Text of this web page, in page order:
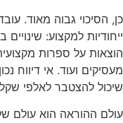
כן, הסיכוי גבוה מאוד.
ייחודיות למקצוע:
הוצאות על ספרות
מעסיקים ועוד. אי דיווח
שיכול להצטבר לאלפי
עולם ההוראה הוא עולם